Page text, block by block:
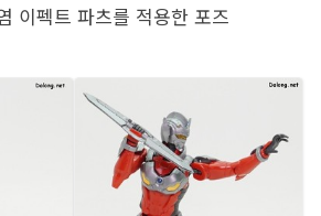
이펙트 파츠를 적용한 포즈